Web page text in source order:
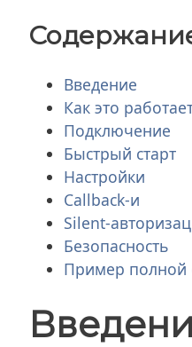
Введение
Как это
Подключение
Быстрый старт
Настройки
Callback-и
Silent-
Безопасность
Пример полной